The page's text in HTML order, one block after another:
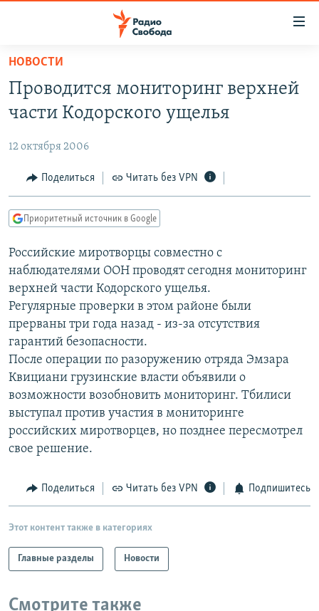
упрощенного
доступа
основному
Вернутся
главной
навигации
Вернутся
поиску
ПОДКАСТЫ
АВТОРСКИЕ ПРОЕКТЫ
ЦИТАТЫ СВОБОДЫ
МНЕНИЯ
IDEL.РЕАЛИИ
КАВКАЗ.РЕАЛИИ
СЕВЕР.РЕАЛИИ
СИБИРЬ.РЕАЛИИ
РАСПИСАНИЕ ВЕЩАНИЯ
ПОДПИШИТЕСЬ НА РАССЫЛКУ
СОЦИАЛЬНЫЕ СЕТИ
Все сайты РСЕ/РС
НОВОСТИ
Проводится мониторинг верхней
части Кодорского ущелья
12 октября 2006
Поделиться Читать без VPN
Приоритетный источник в Google
Российские миротворцы совместно с
наблюдателями ООН проводят сегодня мониторинг
верхней части Кодорского ущелья.
Регулярные проверки в этом районе были
прерваны три года назад - из-за отсутствия
гарантий безопасности.
После операции по разоружению отряда Эмзара
Квициани грузинские власти объявили о
возможности возобновить мониторинг. Тбилиси
выступал против участия в мониторинге
российских миротворцев, но позднее пересмотрел
свое решение.
Поделиться Читать без VPN Подпишитесь
Этот контент также в категориях
Главные разделы Новости
Смотрите также